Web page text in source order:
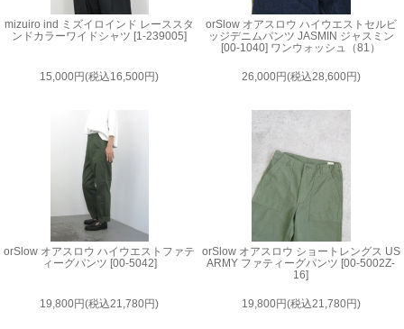
mizuiro ind ミズイロインド レーススタ
ンドカラーワイドシャツ [1-239005]
15,000円(税込16,500円)
orSlow オアスロウ ハイウエストセルビ
ッジデニムパンツ JASMIN ジャスミン
[00-1040] ワンウォッシュ（81）
26,000円(税込28,600円)
orSlow オアスロウ ハイウエストファテ
ィーグパンツ [00-5042]
19,800円(税込21,780円)
orSlow オアスロウ ショートレングス US
ARMY ファティーグパンツ [00-5002Z-
16]
19,800円(税込21,780円)